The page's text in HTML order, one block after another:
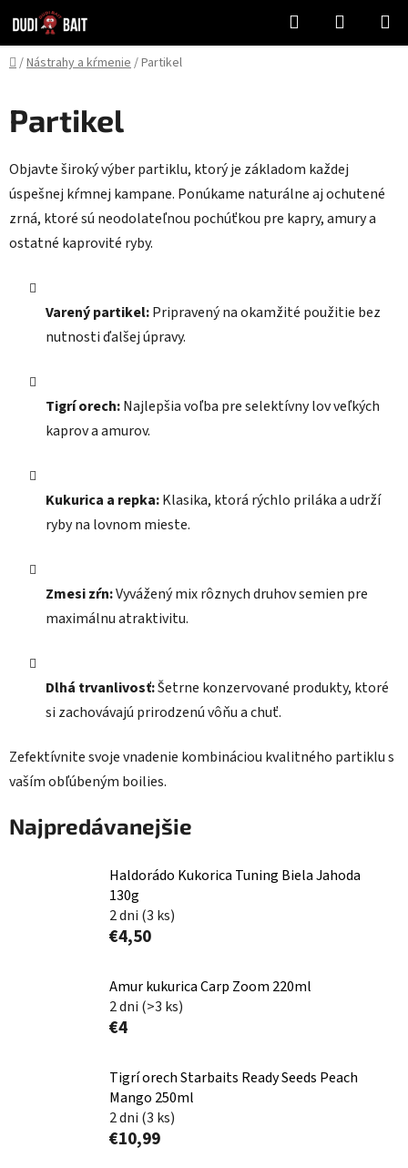
na
obsah
Hľadať
KOŠÍK
Domov
/Nástrahy a kŕmenie/Partikel
Partikel
Objavte široký výber partiklu, ktorý je základom každej
úspešnej kŕmnej kampane. Ponúkame naturálne aj ochutené
zrná, ktoré sú neodolateľnou pochúťkou pre kapry, amury a
ostatné kaprovité ryby.
Varený partikel:Pripravený na okamžité použitie bez
nutnosti ďalšej úpravy.
Tigrí orech:Najlepšia voľba pre selektívny lov veľkých
kaprov a amurov.
Kukurica a repka:Klasika, ktorá rýchlo priláka a udrží
ryby na lovnom mieste.
Zmesi zŕn:Vyvážený mix rôznych druhov semien pre
maximálnu atraktivitu.
Dlhá trvanlivosť:Šetrne konzervované produkty, ktoré
si zachovávajú prirodzenú vôňu a chuť.
Zefektívnite svoje vnadenie kombináciou kvalitného partiklu s
vaším obľúbeným boilies.
Najpredávanejšie
Haldorádo Kukorica Tuning Biela Jahoda
130g
2 dni (3 ks)
€4,50
Amur kukurica Carp Zoom 220ml
2 dni (>3 ks)
€4
Tigrí orech Starbaits Ready Seeds Peach
Mango 250ml
2 dni (3 ks)
€10,99